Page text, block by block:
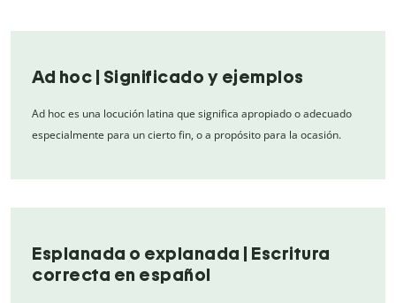
Ad hoc | Significado y ejemplos
Ad hoc es una locución latina que significa apropiado o adecuado
especialmente para un cierto fin, o a propósito para la ocasión.
Esplanada o explanada | Escritura
correcta en español